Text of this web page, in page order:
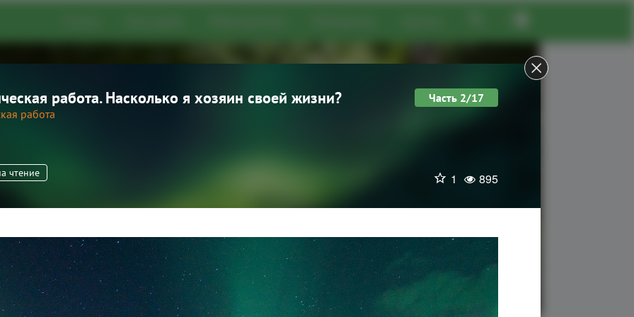
развития
статьи,
о мероприятиях,
практиках
Добавить статью
Часть 2/17
работа. Насколько я хозяин своей жизни?
работа
чтение 1 895